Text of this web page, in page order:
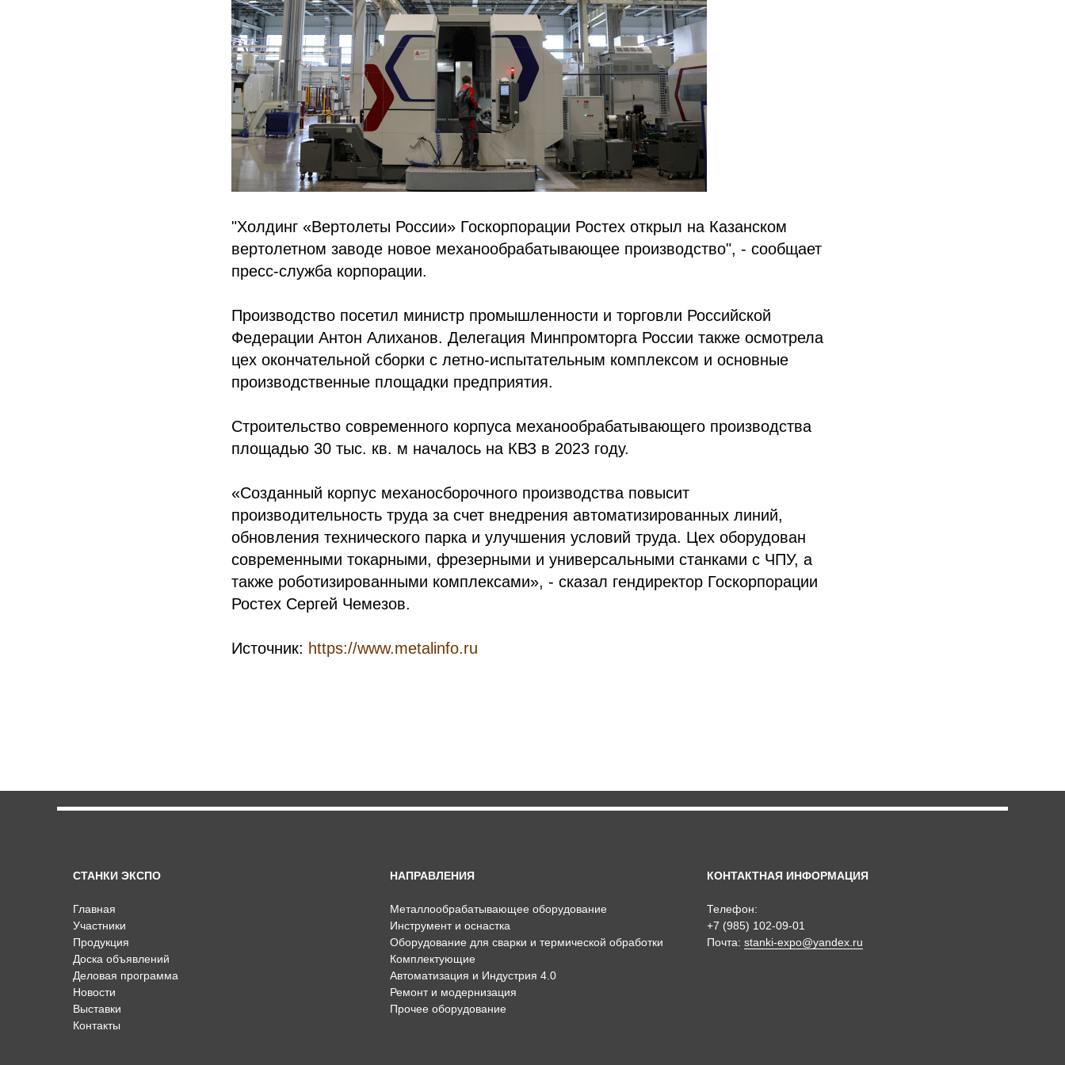
"Холдинг «Вертолеты России» Госкорпорации Ростех открыл на Казанском
вертолетном заводе новое механообрабатывающее производство", - сообщает
пресс-служба корпорации.
Производство посетил министр промышленности и торговли Российской
Федерации Антон Алиханов. Делегация Минпромторга России также осмотрела
цех окончательной сборки с летно-испытательным комплексом и основные
производственные площадки предприятия.
Строительство современного корпуса механообрабатывающего производства
площадью 30 тыс. кв. м началось на КВЗ в 2023 году.
«Созданный корпус механосборочного производства повысит
производительность труда за счет внедрения автоматизированных линий,
обновления технического парка и улучшения условий труда. Цех оборудован
современными токарными, фрезерными и универсальными станками с ЧПУ, а
также роботизированными комплексами», - сказал гендиректор Госкорпорации
Ростех Сергей Чемезов.
Источник: https://www.metalinfo.ru
СТАНКИ ЭКСПО
Главная
Участники
Продукция
Доска объявлений
Деловая программа
Новости
Выставки
Контакты
НАПРАВЛЕНИЯ
Металлообрабатывающее оборудование
Инструмент и оснастка
Оборудование для сварки и термической обработки
Комплектующие
Автоматизация и Индустрия 4.0
Ремонт и модернизация
Прочее оборудование
КОНТАКТНАЯ ИНФОРМАЦИЯ
Телефон:
+7 (985) 102-09-01
Почта: stanki-expo@yandex.ru